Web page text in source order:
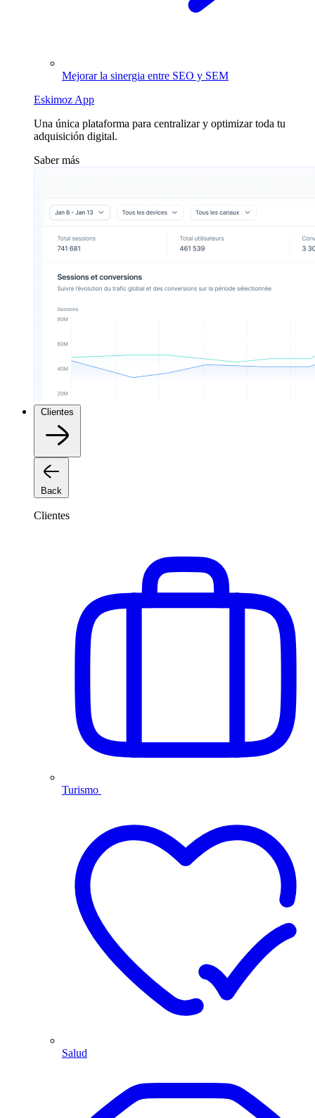
Mejorar la sinergia entre SEO y SEM
Eskimoz App
Una única plataforma para centralizar y optimizar toda tu
adquisición digital.
Saber más
Clientes
Back
Clientes
Turismo
Salud